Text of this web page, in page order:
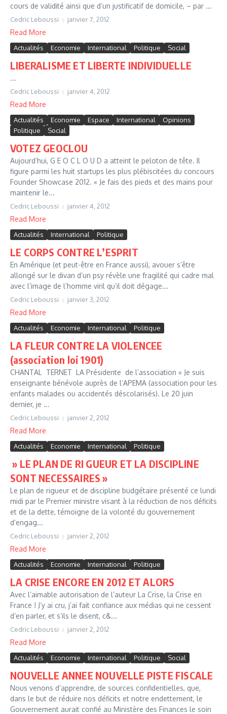
cours de validité ainsi que d’un justificatif de domicile, – par ...
Cedric Leboussi janvier 7, 2012
Read More
Actualités Economie International Politique Social
LIBERALISME ET LIBERTE INDIVIDUELLE
...
Cedric Leboussi janvier 4, 2012
Read More
Actualités Economie Espace International
Opinions
Politique
Social
VOTEZ GEOCLOU
Aujourd’hui, G E O C L O U D a atteint le peloton de tête. Il
figure parmi les huit startups les plus plébiscitées du concours
Founder Showcase 2012. « Je fais des pieds et des mains pour
maintenir le...
Cedric Leboussi janvier 4, 2012
Read More
Actualités International Politique
LE CORPS CONTRE L’ESPRIT
En Amérique (et peut-être en France aussi), avouer s’être
allongé sur le divan d’un psy révèle une fragilité qui cadre mal
avec l’image de l’homme viril qu’il doit dégage...
Cedric Leboussi janvier 3, 2012
Read More
Actualités Economie International Politique
LA FLEUR CONTRE LA VIOLENCEE
(association loi 1901)
CHANTAL TERNET LA Présidente de l’association « Je suis
enseignante bénévole auprès de l’APEMA (association pour les
enfants malades ou accidentés déscolarisés). Le 20 juin
dernier, je ...
Cedric Leboussi janvier 2, 2012
Read More
Actualités Economie International Politique
» LE PLAN DE RI GUEUR ET LA DISCIPLINE
SONT NECESSAIRES »
Le plan de rigueur et de discipline budgétaire présenté ce lundi
midi par le Premier ministre visant à la réduction de nos déficits
et de la dette, témoigne de la volonté du gouvernement
d’engag...
Cedric Leboussi janvier 2, 2012
Read More
Actualités Economie International Politique
LA CRISE ENCORE EN 2012 ET ALORS
Avec l’aimable autorisation de l’auteur La Crise, la Crise en
France ! J’y ai cru, j’ai fait confiance aux médias qui ne cessent
d’en parler, et s’ils le disent, c&...
Cedric Leboussi janvier 2, 2012
Read More
Actualités Economie International Politique Social
NOUVELLE ANNEE NOUVELLE PISTE FISCALE
Nous venons d’apprendre, de sources confidentielles, que,
dans le but de réduire nos déficits et notre endettement, le
Gouvernement aurait confié au Ministère des Finances le soin